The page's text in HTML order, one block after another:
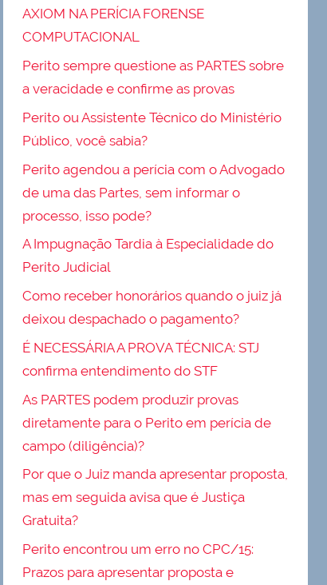
AXIOM NA PERÍCIA FORENSE
COMPUTACIONAL
Perito sempre questione as PARTES sobre
a veracidade e confirme as provas
Perito ou Assistente Técnico do Ministério
Público, você sabia?
Perito agendou a perícia com o Advogado
de uma das Partes, sem informar o
processo, isso pode?
A Impugnação Tardia à Especialidade do
Perito Judicial
Como receber honorários quando o juiz já
deixou despachado o pagamento?
É NECESSÁRIA A PROVA TÉCNICA: STJ
confirma entendimento do STF
As PARTES podem produzir provas
diretamente para o Perito em perícia de
campo (diligência)?
Por que o Juiz manda apresentar proposta,
mas em seguida avisa que é Justiça
Gratuita?
Perito encontrou um erro no CPC/15:
Prazos para apresentar proposta e